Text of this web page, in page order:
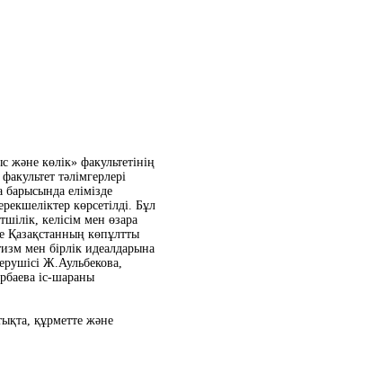
көлік» факультетінің
тәлімгерлері
елімізде
көрсетілді. Бұл
келісім мен өзара
Қазақстанның көпұлтты
мен бірлік идеалдарына
Ж.Аульбекова,
іс-шараны
құрметте және